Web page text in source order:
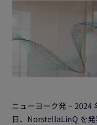
ニューヨーク発 –
日、NorstellaLinQ を